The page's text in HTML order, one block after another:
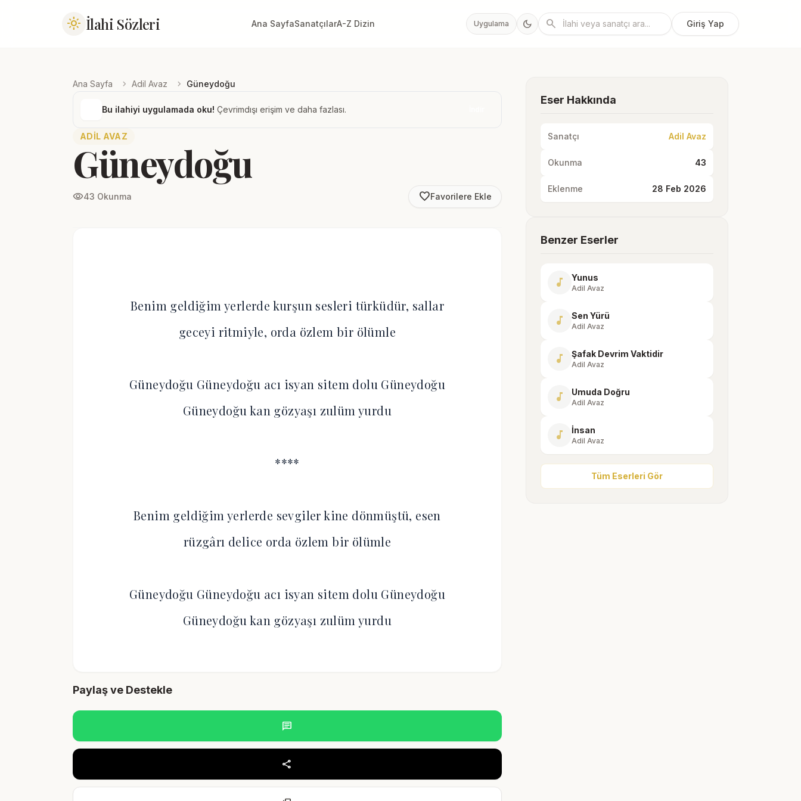
light_mode İlahi Sözleri Ana SayfaSanatçılarA-Z Dizin Uygulama dark_mode search Giriş Yap
Ana Sayfa chevron_right Adil Avaz chevron_right Güneydoğu
Bu ilahiyi uygulamada oku! Çevrimdışı erişim ve daha fazlası.
ADIL AVAZ
Güneydoğu
visibility43 Okunma favorite_borderFavorilere Ekle
Benim geldiğim yerlerde kurşun sesleri türküdür, sallar
geceyi ritmiyle, orda özlem bir ölümle
Güneydoğu Güneydoğu acı isyan sitem dolu Güneydoğu
Güneydoğu kan gözyaşı zulüm yurdu
****
Benim geldiğim yerlerde sevgiler kine dönmüştü, esen
rüzgârı delice orda özlem bir ölümle
Güneydoğu Güneydoğu acı isyan sitem dolu Güneydoğu
Güneydoğu kan gözyaşı zulüm yurdu
Paylaş ve Destekle
chat
share
Eser Hakkında
Sanatçı Adil Avaz
Okunma 43
Eklenme 28 Feb 2026
Benzer Eserler
music_note Yunus
Adil Avaz
music_note Sen Yürü
Adil Avaz
music_note Şafak Devrim Vaktidir
Adil Avaz
music_note Umuda Doğru
Adil Avaz
music_note İnsan
Adil Avaz
Tüm Eserleri Gör